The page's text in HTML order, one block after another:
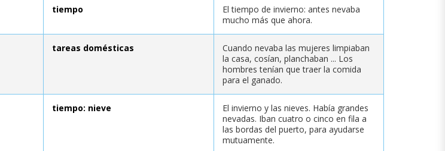
tiempo
El tiempo de invierno: antes nevaba
mucho más que ahora.
tareas domésticas
Cuando nevaba las mujeres limpiaban
la casa, cosían, planchaban ... Los
hombres tenían que traer la comida
para el ganado.
tiempo: nieve
El invierno y las nieves. Había grandes
nevadas. Iban cuatro o cinco en fila a
las bordas del puerto, para ayudarse
mutuamente.